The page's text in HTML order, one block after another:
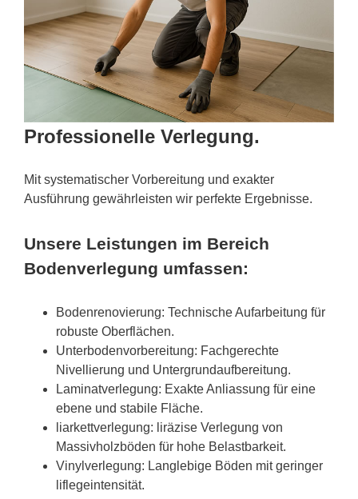
Professionelle Verlegung.
Mit systematischer Vorbereitung und exakter
Ausführung gewährleisten wir perfekte Ergebnisse.
Unsere Leistungen im Bereich
Bodenverlegung umfassen:
Bodenrenovierung: Technische Aufarbeitung für
robuste Oberflächen.
Unterbodenvorbereitung: Fachgerechte
Nivellierung und Untergrundaufbereitung.
Laminatverlegung: Exakte Anliassung für eine
ebene und stabile Fläche.
liarkettverlegung: liräzise Verlegung von
Massivholzböden für hohe Belastbarkeit.
Vinylverlegung: Langlebige Böden mit geringer
liflegeintensität.